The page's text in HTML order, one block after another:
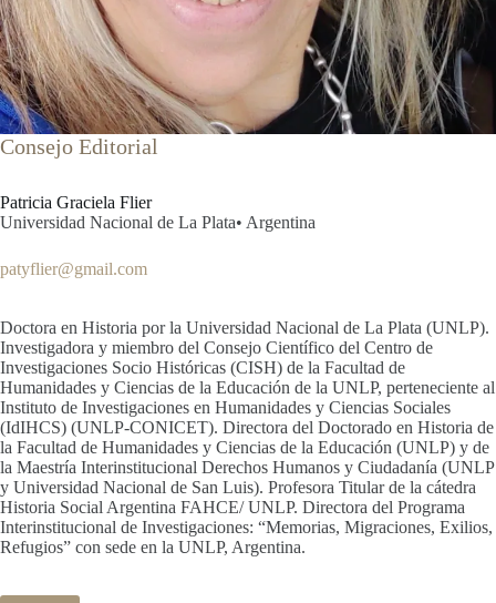
Consejo Editorial
Patricia Graciela Flier
Universidad Nacional de La Plata• Argentina
patyflier@gmail.com
Doctora en Historia por la Universidad Nacional de La Plata (UNLP).
Investigadora y miembro del Consejo Científico del Centro de
Investigaciones Socio Históricas (CISH) de la Facultad de
Humanidades y Ciencias de la Educación de la UNLP, perteneciente al
Instituto de Investigaciones en Humanidades y Ciencias Sociales
(IdIHCS) (UNLP-CONICET). Directora del Doctorado en Historia de
la Facultad de Humanidades y Ciencias de la Educación (UNLP) y de
la Maestría Interinstitucional Derechos Humanos y Ciudadanía (UNLP
y Universidad Nacional de San Luis). Profesora Titular de la cátedra
Historia Social Argentina FAHCE/ UNLP. Directora del Programa
Interinstitucional de Investigaciones: “Memorias, Migraciones, Exilios,
Refugios” con sede en la UNLP, Argentina.